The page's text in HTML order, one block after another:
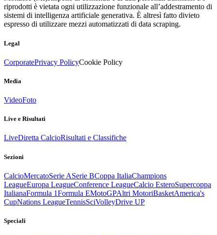
riprodotti è vietata ogni utilizzazione funzionale all’addestramento di
sistemi di intelligenza artificiale generativa. È altresì fatto divieto
espresso di utilizzare mezzi automatizzati di data scraping.
Legal
CorporatePrivacy PolicyCookie Policy
Media
VideoFoto
Live e Risultati
LiveDiretta CalcioRisultati e Classifiche
Sezioni
CalcioMercatoSerie ASerie BCoppa ItaliaChampions
LeagueEuropa LeagueConference LeagueCalcio EsteroSupercoppa
ItalianaFormula 1Formula EMotoGPAltri MotoriBasketAmerica's
CupNations LeagueTennisSciVolleyDrive UP
Speciali